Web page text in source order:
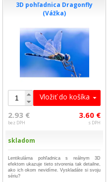
3D pohľadnica Dragonfly
(Vážka)
Vložiť do košíka
2.93 €
bez DPH
3.60 €
s DPH
skladom
Lentikulárna pohľadnica s reálnym 3D
efektom ukazuje tieto stvorenia tak detailne,
ako ich okom nevidíme. Vyskladáte si svoju
sériu?